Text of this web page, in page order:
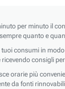
per minuto il
quanto e
tuoi consumi in
ricevendo consigli
orarie più
da fonti